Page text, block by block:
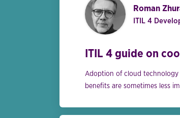
Roman
ITIL 4
ITIL 4 guide on
Adoption of cloud technology
benefits are sometimes less